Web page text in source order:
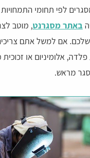
לפי תחומי
באתר מסגרנט, מוטב
אם למשל אתם
פלדה, אלומיניום או
מראש.